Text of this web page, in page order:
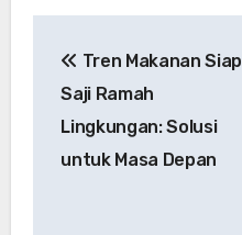
pos
Tren Makanan Siap
Saji Ramah
Lingkungan: Solusi
untuk Masa Depan